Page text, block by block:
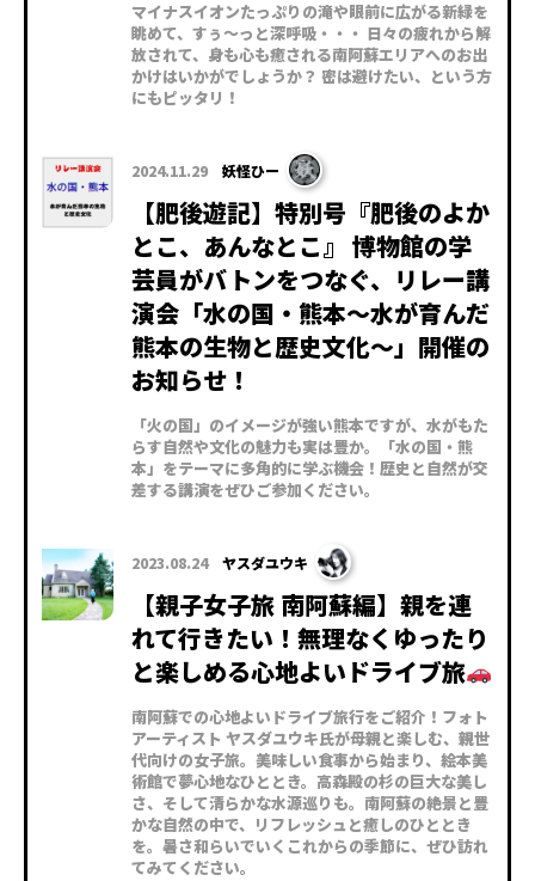
マイナスイオンたっぷりの滝や眼前に広がる新緑を
眺めて、すぅ～っと深呼吸・・・ 日々の疲れから解
放されて、身も心も癒される南阿蘇エリアへのお出
かけはいかがでしょうか？ 密は避けたい、という方
にもピッタリ！
2024.11.29 妖怪ひー
【肥後遊記】特別号『肥後のよか
とこ、あんなとこ』 博物館の学
芸員がバトンをつなぐ、リレー講
演会「水の国・熊本～水が育んだ
熊本の生物と歴史文化～」開催の
お知らせ！
「火の国」のイメージが強い熊本ですが、水がもた
らす自然や文化の魅力も実は豊か。「水の国・熊
本」をテーマに多角的に学ぶ機会！歴史と自然が交
差する講演をぜひご参加ください。
2023.08.24 ヤスダユウキ
【親子女子旅 南阿蘇編】親を連
れて行きたい！無理なくゆったり
と楽しめる心地よいドライブ旅
南阿蘇での心地よいドライブ旅行をご紹介！フォト
アーティスト ヤスダユウキ氏が母親と楽しむ、親世
代向けの女子旅。美味しい食事から始まり、絵本美
術館で夢心地なひととき。高森殿の杉の巨大な美し
さ、そして清らかな水源巡りも。南阿蘇の絶景と豊
かな自然の中で、リフレッシュと癒しのひととき
を。暑さ和らいでいくこれからの季節に、ぜひ訪れ
てみてください。